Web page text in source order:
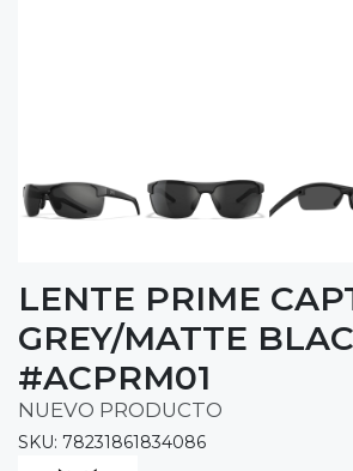
LENTE PRIME
GREY/MATTE
#ACPRM01
NUEVO PRODUCTO
SKU: 78231861834086